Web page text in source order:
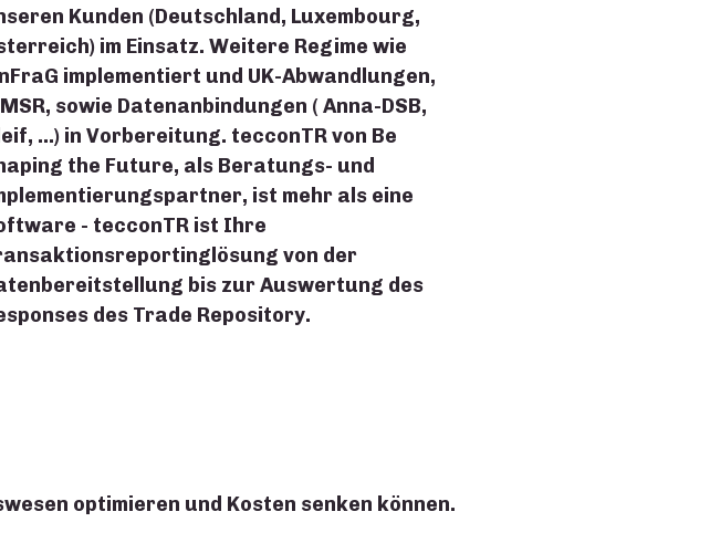
Kunden (Deutschland, Luxembourg,
im Einsatz. Weitere Regime wie
implementiert und UK-Abwandlungen,
sowie Datenanbindungen ( Anna-DSB,
…) in Vorbereitung. tecconTR von Be
the Future, als Beratungs- und
ist mehr als eine
- tecconTR ist Ihre
von der
bis zur Auswertung des
des Trade Repository.
optimieren und Kosten senken können.